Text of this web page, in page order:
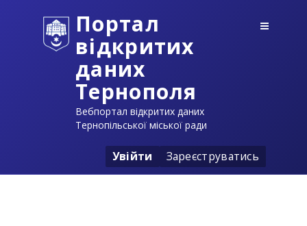
Портал
відкритих
даних
Тернополя
Вебпортал відкритих даних
Тернопільської міської ради
Увійти Зареєструватись